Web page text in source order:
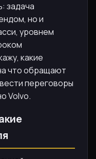
задача
но и
уровнем
какие
что обращают
переговоры
Volvo.